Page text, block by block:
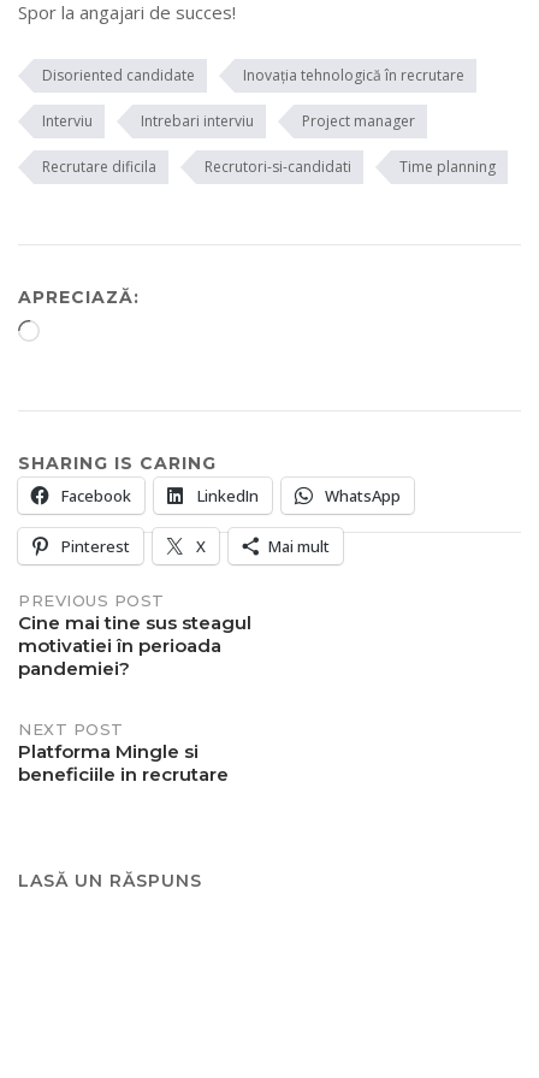
Spor la angajari de succes!
Disoriented candidate Inovația tehnologică în recrutare
Interviu Intrebari interviu Project manager
Recrutare dificila Recrutori-si-candidati Time planning
APRECIAZĂ:
Încarc...
SHARING IS CARING
Facebook
LinkedIn WhatsApp
Pinterest X Mai mult
Post
navigation
PREVIOUS POST
Cine mai tine sus steagul
motivatiei în perioada
pandemiei?
NEXT POST
Platforma Mingle si
beneficiile in recrutare
LASĂ UN RĂSPUNS